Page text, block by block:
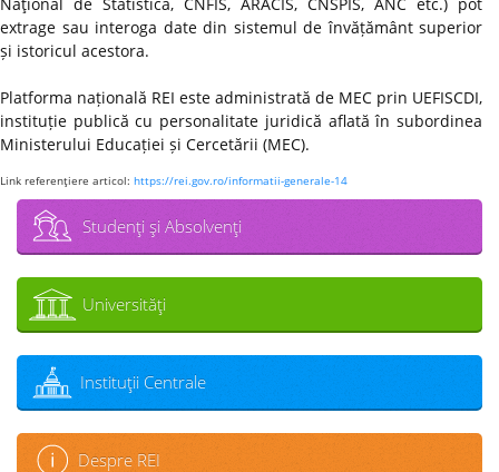
extrage sau interoga date din sistemul de învățământ superior
și istoricul acestora.
Platforma națională REI este administrată de MEC prin UEFISCDI,
instituție publică cu personalitate juridică aflată în subordinea
Ministerului Educației și Cercetării (MEC).
Link referenţiere articol: https://rei.gov.ro/informatii-generale-14
Studenţi şi Absolvenţi
Universităţi
Instituţii Centrale
Despre REI